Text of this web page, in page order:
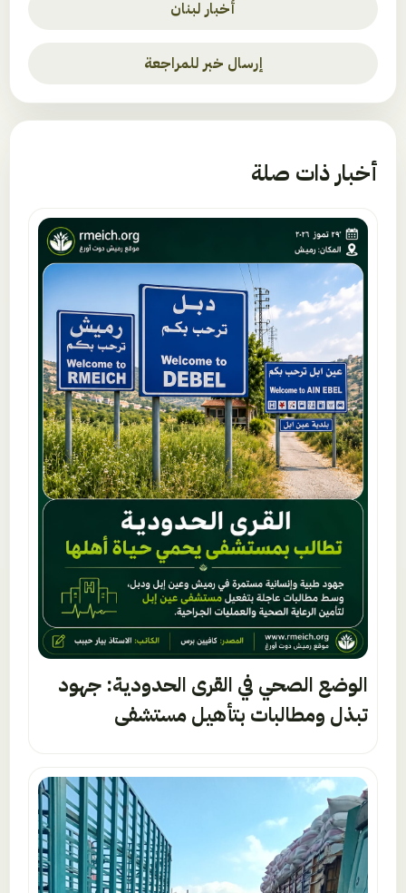
أخبار لبنان
إرسال خبر للمراجعة
أخبار ذات صلة
الوضع الصحي في القرى الحدودية: جهود
تبذل ومطالبات بتأهيل مستشفى